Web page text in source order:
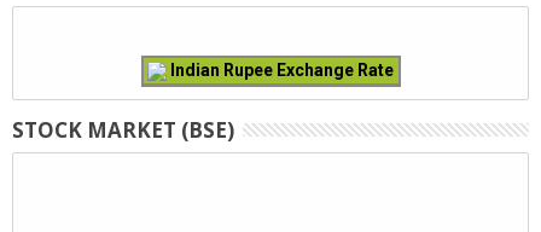
Indian Rupee Exchange Rate
STOCK MARKET (BSE)